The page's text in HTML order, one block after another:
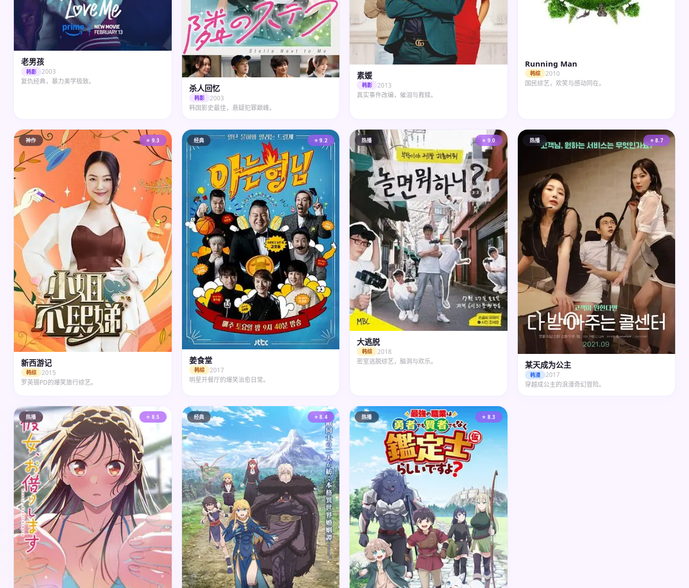
老男孩
韩影
2003
复仇经典，暴力美学极致。
杀人回忆
韩影
2003
韩国影史最佳，悬疑犯罪巅峰。
素媛
韩影
2013
真实事件改编，催泪与救赎。
Running Man
韩综
2010
国民综艺，欢笑与感动同在。
神作 ⭐ 9.3
新西游记
韩综
2015
罗英锡PD的爆笑旅行综艺。
经典 ⭐ 9.2
姜食堂
韩综
2017
明星开餐厅的爆笑治愈日常。
热播 ⭐ 9.0
大逃脱
韩综
2018
密室逃脱综艺，脑洞与欢乐。
热播 ⭐ 8.7
某天成为公主
韩漫
2017
穿越成公主的浪漫奇幻冒险。
热播 ⭐ 8.5 经典 ⭐ 8.4 热播 ⭐ 8.3